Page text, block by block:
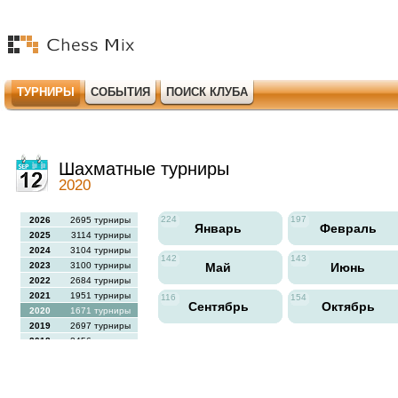
ТУРНИРЫ СОБЫТИЯ ПОИСК КЛУБА
Шахматные турниры
2020
2026
2695 турниры
2025
3114 турниры
2024
3104 турниры
2023
3100 турниры
2022
2684 турниры
2021
1951 турниры
2020
1671 турниры
2019
2697 турниры
2018
2456 турниры
224
Январь
197
Февраль
142
Май
143
Июнь
116
Сентябрь
154
Октябрь